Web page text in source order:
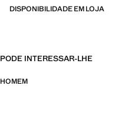
DISPONIBILIDADE EM LOJA
PODE INTERESSAR-LHE
HOMEM